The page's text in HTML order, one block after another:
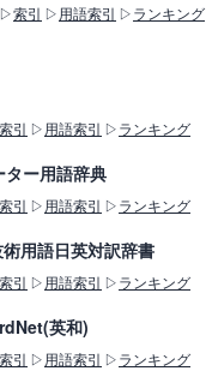
索引 用語索引
ランキング
索引 用語索引 ランキング
ター用語辞典
索引 用語索引 ランキング
用語日英対訳辞書
索引 用語索引 ランキング
英和)
索引 用語索引 ランキング